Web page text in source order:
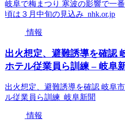
岐阜で梅まつり 寒波の影響で一
頃は３月中旬の見込み nhk.or.jp
情報
出火想定、避難誘導を確認
ホテル従業員ら訓練 – 岐阜
出火想定、避難誘導を確認 岐阜
ル従業員ら訓練 岐阜新聞
情報